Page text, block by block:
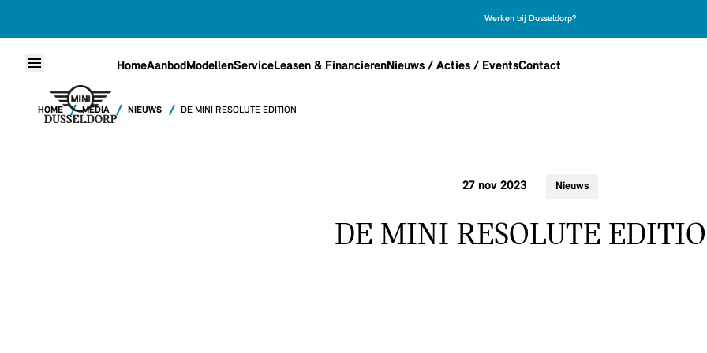
Werken bij Dusseldorp?
HomeAanbod ModellenServiceLeasen & FinancierenNieuws / Acties / EventsContact
Skip to content
HOME MEDIA NIEUWS DE MINI RESOLUTE EDITION
27 nov 2023 Nieuws
DE MINI RESOLUTE